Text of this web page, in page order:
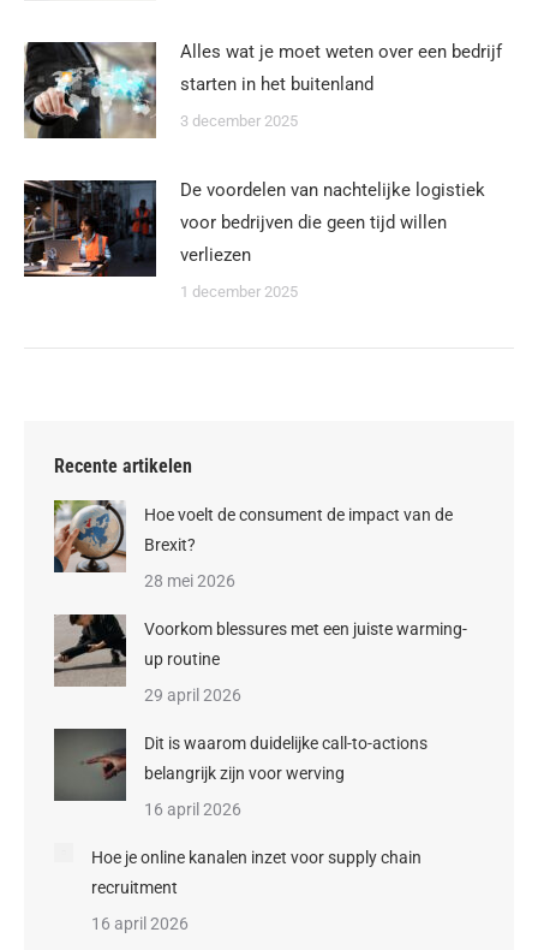
Alles wat je moet weten over een bedrijf
starten in het buitenland
3 december 2025
De voordelen van nachtelijke logistiek
voor bedrijven die geen tijd willen
verliezen
1 december 2025
Recente artikelen
Hoe voelt de consument de impact van de
Brexit?
28 mei 2026
Voorkom blessures met een juiste warming-
up routine
29 april 2026
Dit is waarom duidelijke call-to-actions
belangrijk zijn voor werving
16 april 2026
Hoe je online kanalen inzet voor supply chain
recruitment
16 april 2026